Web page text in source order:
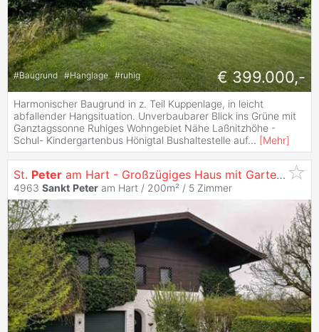
#Baugrund #Hanglage #ruhig € 399.000,-
Harmonischer Baugrund in z. Teil Kuppenlage, in leicht
abfallender Hangsituation. Unverbaubarer Blick ins Grüne mit
Ganztagssonne Ruhiges Wohngebiet Nähe Laßnitzhöhe -
Schul- Kindergartenbus Hönigtal Bushaltestelle auf... [Mehr]
St. Peter am Hart - Großzügiges Haus mit Garten, Pool und Kellerbar
4963 Sankt Peter am Hart / 200m² / 5 Zimmer